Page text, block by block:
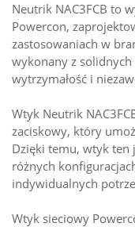
Neutrik NAC3FCB to
Powercon,
zastosowaniach w
wykonany z solidnych
wytrzymałość i
Wtyk Neutrik
zaciskowy, który
Dzięki temu, wtyk ten
różnych
indywidualnych
Wtyk sieciowy